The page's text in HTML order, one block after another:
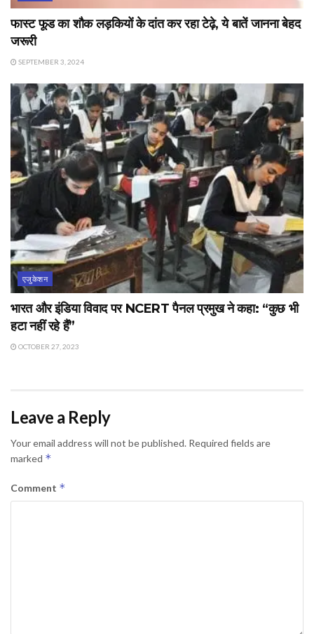
फास्ट फूड का शौक लड़कियों के दांत कर रहा टेढ़े, ये बातें जानना बेहद
जरूरी
SEPTEMBER 3, 2024
एजुकेशन
भारत और इंडिया विवाद पर NCERT पैनल प्रमुख ने कहा: “कुछ भी
हटा नहीं रहे हैं”
OCTOBER 27, 2023
Leave a Reply
Your email address will not be published. Required fields are
marked *
Comment *